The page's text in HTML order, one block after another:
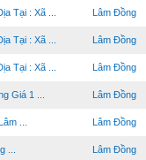
Tại : Xã ... Lâm Đồng
Tại : Xã ... Lâm Đồng
Tại : Xã ... Lâm Đồng
Giá 1 ... Lâm Đồng
... Lâm Đồng
... Lâm Đồng